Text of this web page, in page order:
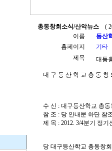
총동창회소식/산악뉴스 (
이름
등산
홈페이지
기타
제목
대등
대 구 등 산 학 교 총 동 창
수 신 : 대구등산학교 총동
참 조 : 당 안내문 하단 참
제 목 : 2012. 3/4분기 정기
당 대구등산학교 총동창